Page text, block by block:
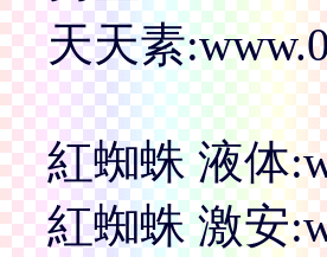
天天素
紅蜘蛛 液体
紅蜘蛛 激安